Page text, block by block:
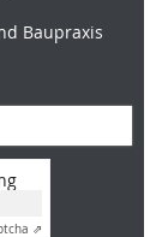
Baupraxis
⇗